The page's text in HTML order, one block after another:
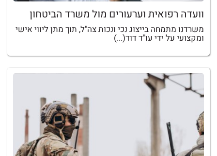
וועדה רפואית וערעורים מול משרד הביטחון
משרדנו מתמחה בייצוג נכי ונכות צה"ל, תוך מתן ליווי אישי
ומקצועי על ידי עו"ד דוד(...)